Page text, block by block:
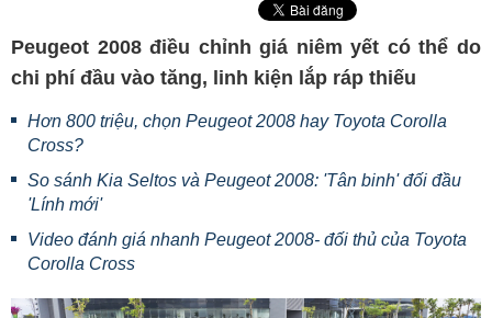
Peugeot 2008 điều chỉnh giá niêm yết có thể do
chi phí đầu vào tăng, linh kiện lắp ráp thiếu
Hơn 800 triệu, chọn Peugeot 2008 hay Toyota Corolla
Cross?
So sánh Kia Seltos và Peugeot 2008: 'Tân binh' đối đầu
'Lính mới'
Video đánh giá nhanh Peugeot 2008- đối thủ của Toyota
Corolla Cross